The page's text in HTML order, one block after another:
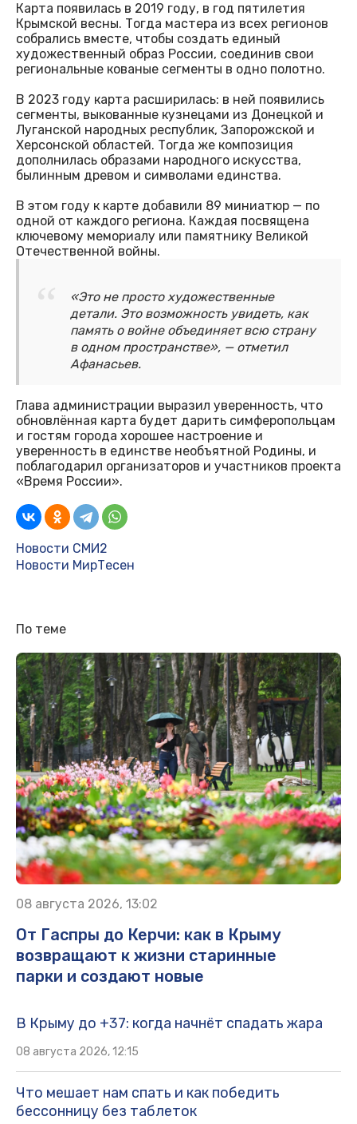
Карта появилась в 2019 году, в год пятилетия
Крымской весны. Тогда мастера из всех регионов
собрались вместе, чтобы создать единый
художественный образ России, соединив свои
региональные кованые сегменты в одно полотно.
В 2023 году карта расширилась: в ней появились
сегменты, выкованные кузнецами из Донецкой и
Луганской народных республик, Запорожской и
Херсонской областей. Тогда же композиция
дополнилась образами народного искусства,
былинным древом и символами единства.
В этом году к карте добавили 89 миниатюр — по
одной от каждого региона. Каждая посвящена
ключевому мемориалу или памятнику Великой
Отечественной войны.
«Это не просто художественные
детали. Это возможность увидеть, как
память о войне объединяет всю страну
в одном пространстве», — отметил
Афанасьев.
Глава администрации выразил уверенность, что
обновлённая карта будет дарить симферопольцам
и гостям города хорошее настроение и
уверенность в единстве необъятной Родины, и
поблагодарил организаторов и участников проекта
«Время России».
Новости СМИ2
Новости МирТесен
По теме
08 августа 2026, 13:02
От Гаспры до Керчи: как в Крыму
возвращают к жизни старинные
парки и создают новые
В Крыму до +37: когда начнёт спадать жара
08 августа 2026, 12:15
Что мешает нам спать и как победить
бессонницу без таблеток